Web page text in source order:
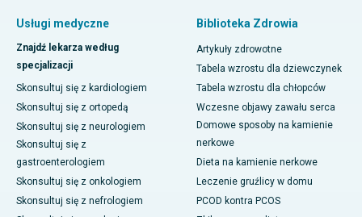
Usługi medyczne
Znajdź lekarza według
specjalizacji
Skonsultuj się z kardiologiem
Skonsultuj się z ortopedą
Skonsultuj się z neurologiem
Skonsultuj się z
gastroenterologiem
Skonsultuj się z onkologiem
Skonsultuj się z nefrologiem
Biblioteka Zdrowia
Artykuły zdrowotne
Tabela wzrostu dla dziewczynek
Tabela wzrostu dla chłopców
Wczesne objawy zawału serca
Domowe sposoby na kamienie
nerkowe
Dieta na kamienie nerkowe
Leczenie gruźlicy w domu
PCOD kontra PCOS